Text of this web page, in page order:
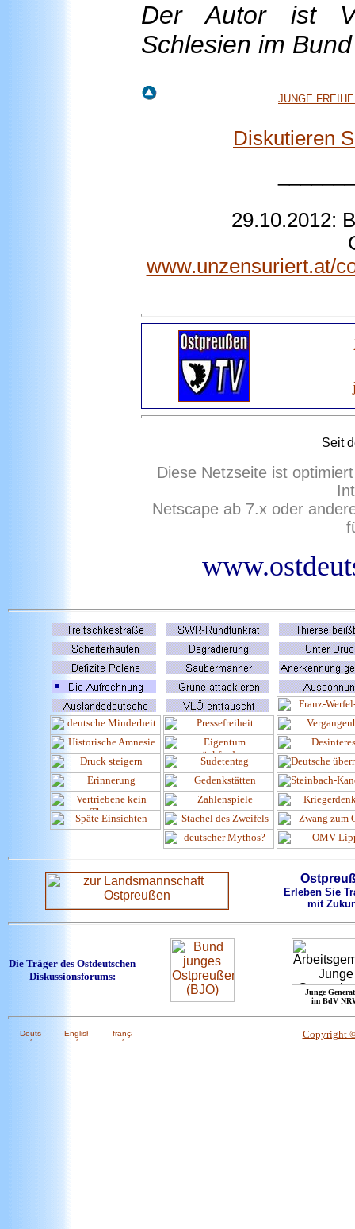
Der Autor ist
Schlesien im
JUNGE
Diskutieren
29.10.2012:
www.unzensuriert.at/
Seit
Diese Netzseite ist
Netscape ab 7.x oder
Erleben Sie
mit
Die Träger des Ostdeutschen
Diskussionsforums:
Junge
im BdV
Copyright